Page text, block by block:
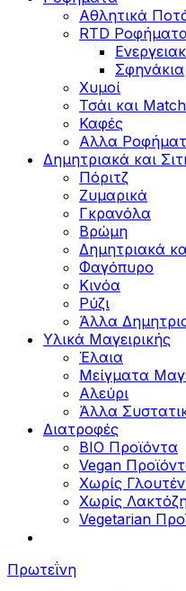
Αθλητικά
RTD
Σφηνάκια
Χυμοί
Τσάι και
Καφές
Αλλα
Δημητριακά και
Πόριτζ
Ζυμαρικά
Γκρανόλα
Βρώμη
Δημητριακά
Φαγόπυρο
Κινόα
Ρύζι
Άλλα
Υλικά Μαγειρικής
Έλαια
Μείγματα
Αλεύρι
Άλλα
Διατροφές
BIO Προϊόντα
Vegan
Χωρίς
Χωρίς
Vegetarian
Πρωτεΐνη